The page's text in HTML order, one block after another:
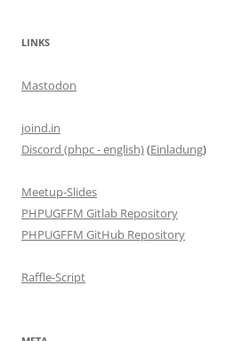
LINKS
Mastodon
joind.in
Discord (phpc - english)(Einladung)
Meetup-Slides
PHPUGFFM Gitlab Repository
PHPUGFFM GitHub Repository
Raffle-Script